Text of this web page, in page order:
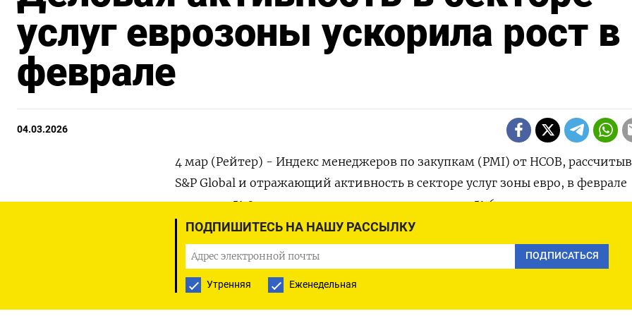
ПОДПИШИТЕСЬ НА НАШУ РАССЫЛКУ
ПОДПИСАТЬСЯ
Утренняя Еженедельная
услуг еврозоны ускорила рост в
феврале
04.03.2026
4 мар (Рейтер) - Индекс менеджеров по закупкам (PMI) ‌от HCOB,
S&P Global и ​отражающий активность ​в секторе ​услуг зоны ⁠евро, ‌в феврале
‌составил 51,9 пункта по сравнению ​с январьским ‌51,6 пункта.
Значение ​выше 50 пунктов ‌указывает на рост активности, ниже - ​на ​спад.
Сводный ‌PMI зоны обращения ​единой европейской валюты, включающий в